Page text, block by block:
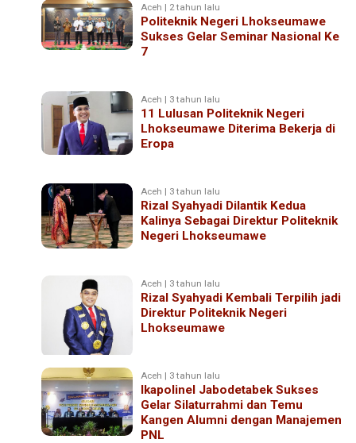
Aceh | 2 tahun lalu
Politeknik Negeri Lhokseumawe
Sukses Gelar Seminar Nasional Ke
7
Aceh | 3 tahun lalu
11 Lulusan Politeknik Negeri
Lhokseumawe Diterima Bekerja di
Eropa
Aceh | 3 tahun lalu
Rizal Syahyadi Dilantik Kedua
Kalinya Sebagai Direktur Politeknik
Negeri Lhokseumawe
Aceh | 3 tahun lalu
Rizal Syahyadi Kembali Terpilih jadi
Direktur Politeknik Negeri
Lhokseumawe
Aceh | 3 tahun lalu
Ikapolinel Jabodetabek Sukses
Gelar Silaturrahmi dan Temu
Kangen Alumni dengan Manajemen
PNL